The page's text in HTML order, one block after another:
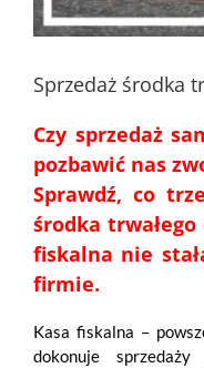
Sprzedaż środka
Czy sprzedaż
pozbawić nas
Sprawdź, co
środka
fiskalna nie
firmie.
Kasa fiskalna –
dokonuje